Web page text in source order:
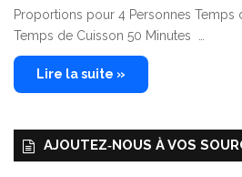
Proportions pour 4 Personnes Temps
Temps de Cuisson 50 Minutes …
Lire la suite »
AJOUTEZ‑NOUS À VOS